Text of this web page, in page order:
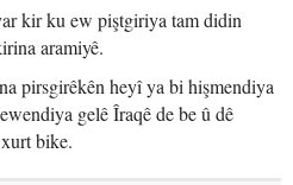
kir ku ew piştgiriya tam didin
aramiyê.
pirsgirêkên heyî ya bi hişmendiya
gelê Îraqê de be û dê
bike.